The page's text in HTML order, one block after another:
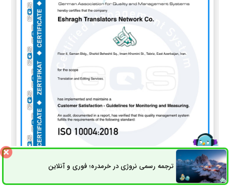
ترجمه رسمی نروژی در خرمدره؛ فوری و آنلاینثبت سفارش راه های ارتباطی